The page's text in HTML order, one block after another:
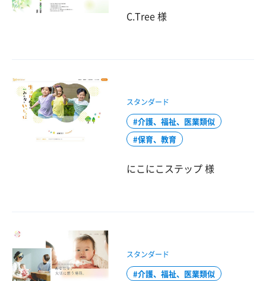
C.Tree 様
スタンダード
介護、福祉、医業類似
保育、教育
にこにこステップ 様
スタンダード
介護、福祉、医業類似